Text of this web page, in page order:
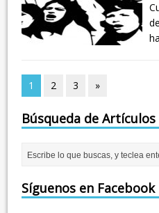
1 2 3 »
Búsqueda de Artículos
Síguenos en Facebook